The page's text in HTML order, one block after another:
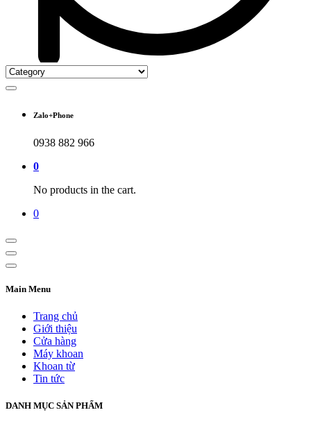
Zalo+Phone
0938 882 966
0
No products in the cart.
0
Main Menu
Trang chủ
Giới thiệu
Cửa hàng
Máy khoan
Khoan từ
Tin tức
DANH MỤC SẢN PHẨM